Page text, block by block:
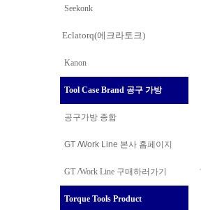
Seekonk
Eclatorq(에크라토크)
Kanon
Tool Case Brand 공구 가방
공구가방 종합
GT /Work Line 본사 홈페이지
GT /Work Line 구매하러가기
Torque Tools Product